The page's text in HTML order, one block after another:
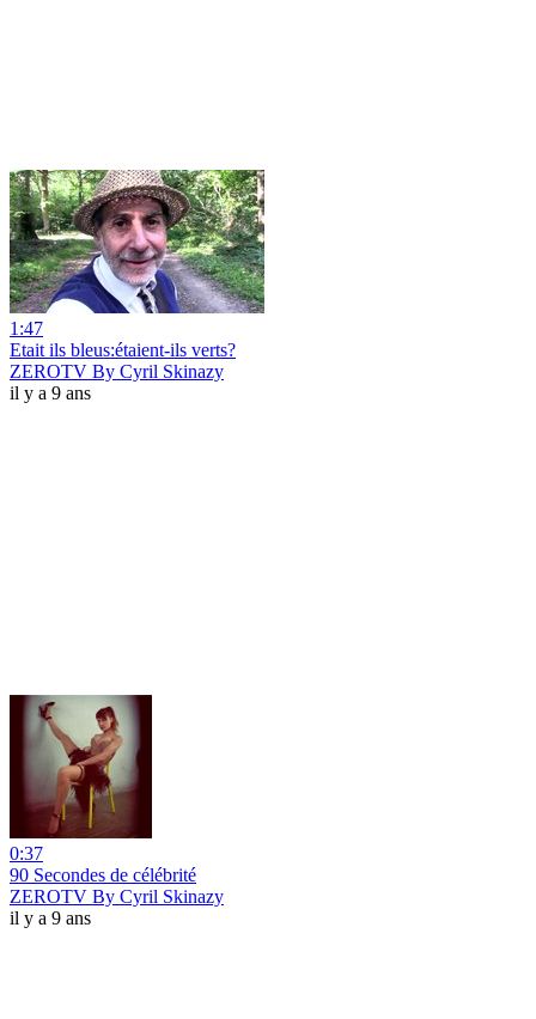
1:47
Etait ils bleus:étaient-ils verts?
ZEROTV By Cyril Skinazy
il y a 9 ans
0:37
90 Secondes de célébrité
ZEROTV By Cyril Skinazy
il y a 9 ans